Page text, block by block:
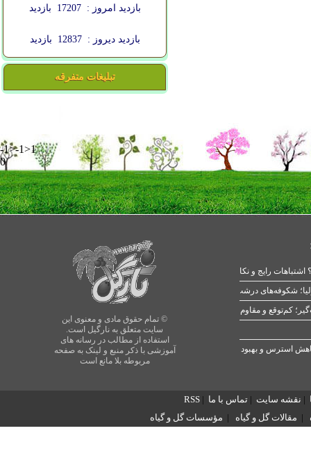
بازدید امروز : 17207 بازدید
بازدید دیروز : 12837 بازدید
تبلیغات متفرقه
-1>-1>1
0
© تمام حقوق مادی و معنوی این
سایت متعلق به نارگیل است.
استفاده از مطالب در رسانه های
آموزشی با ذکر منبع و لینک به صفحه
مربوطه بلا مانع است
رایج و نکات طلایی
شکوفه‌های درشت در بهار
| نقشه سایت | تماس با ما |
RSS
| مقالات گل و گیاه | مؤسسات گل و گیاه